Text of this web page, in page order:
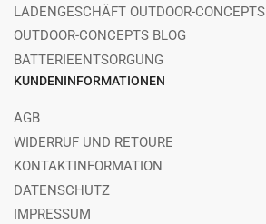
LADENGESCHÄFT OUTDOOR-CONCEPTS
OUTDOOR-CONCEPTS BLOG
BATTERIEENTSORGUNG
KUNDENINFORMATIONEN
AGB
WIDERRUF UND RETOURE
KONTAKTINFORMATION
DATENSCHUTZ
IMPRESSUM